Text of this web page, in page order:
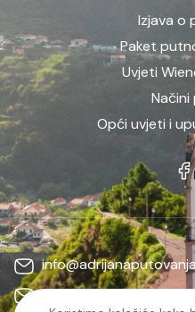
Izjava o
Paket
Uvjeti
Načini
Opći uvjeti i